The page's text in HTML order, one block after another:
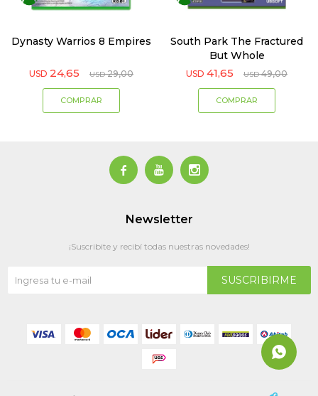
Dynasty Warrios 8 Empires
USD 24,65 USD 29,00
South Park The Fractured
But Whole
USD 41,65 USD 49,00
  
Newsletter
¡Suscribite y recibí todas nuestras novedades!
SUSCRIBIRME